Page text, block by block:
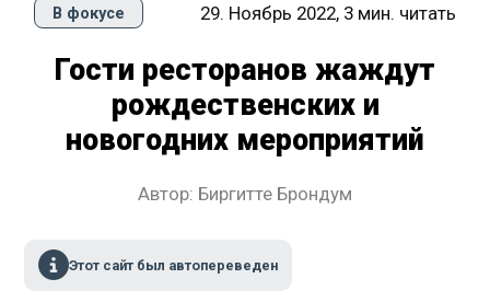
В фокусе 29. Ноябрь 2022, 3 мин. читать
Гости ресторанов жаждут
рождественских и
новогодних мероприятий
Автор: Биргитте Брондум
Этот сайт был автопереведен